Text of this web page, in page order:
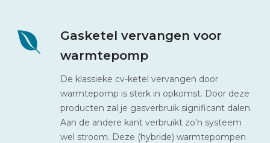
Gasketel vervangen voor
warmtepomp
De klassieke cv-ketel vervangen door
warmtepomp is sterk in opkomst. Door deze
producten zal je gasverbruik significant dalen.
Aan de andere kant verbruikt zo’n systeem
wel stroom. Deze (hybride) warmtepompen